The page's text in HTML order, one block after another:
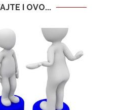
I OVO...